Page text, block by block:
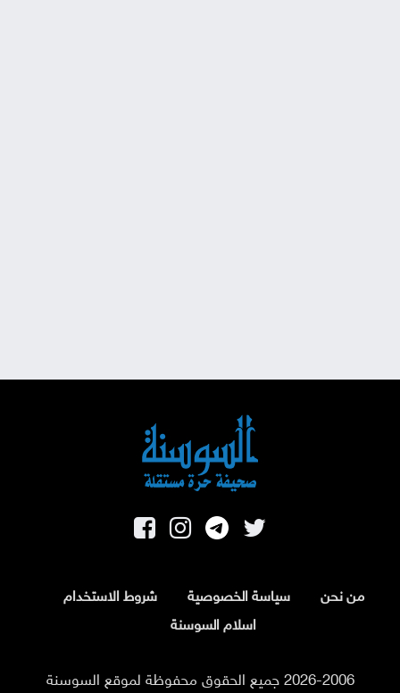
من نحن سياسة الخصوصية
شروط الاستخدام
اسلام السوسنة
2026-2006 جميع الحقوق محفوظة لموقع السوسنة